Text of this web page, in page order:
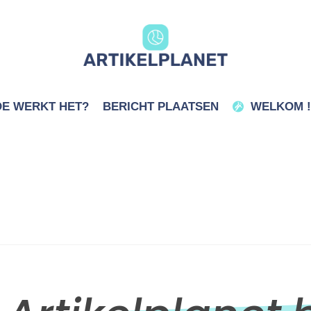
WERKT HET? BERICHT PLAATSEN WELKOM !